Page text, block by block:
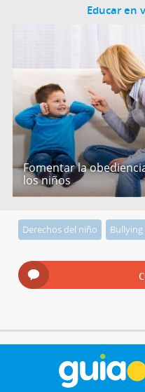
Educar en
Fomentar la
los niños
Derechos del niño Bullying